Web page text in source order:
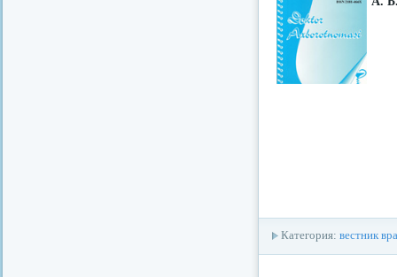
Категория: вестник